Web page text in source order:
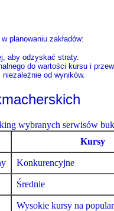
planowaniu zakładów:
aby odzyskać straty.
do wartości kursu i
od wyników.
wybranych serwisów
Kursy
Konkurencyjne
Średnie
Wysokie kursy na